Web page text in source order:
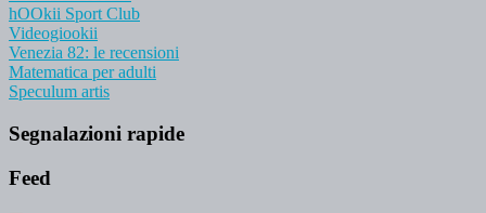
hOOkii Sport Club
Videogiookii
Venezia 82: le recensioni
Matematica per adulti
Speculum artis
Segnalazioni rapide
Feed